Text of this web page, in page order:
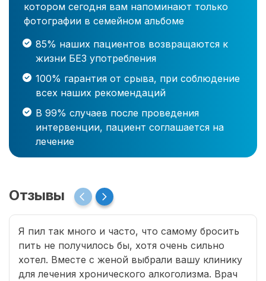
котором сегодня вам напоминают только
фотографии в семейном альбоме
85% наших пациентов возвращаются к
жизни БЕЗ употребления
100% гарантия от срыва, при соблюдение
всех наших рекомендаций
В 99% случаев после проведения
интервенции, пациент соглашается на
лечение
Отзывы
Я пил так много и часто, что самому бросить
пить не получилось бы, хотя очень сильно
хотел. Вместе с женой выбрали вашу клинику
для лечения хронического алкоголизма. Врач